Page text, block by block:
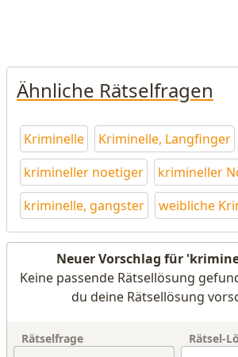
Ähnliche Rätselfragen
Kriminelle
Kriminelle, Langfinger
krimineller noetiger
krimineller
kriminelle, gangster
weibliche
Neuer Vorschlag für
Keine passende Rätsellösung
du deine Rätsellösung
Rätselfrage Rätsel-